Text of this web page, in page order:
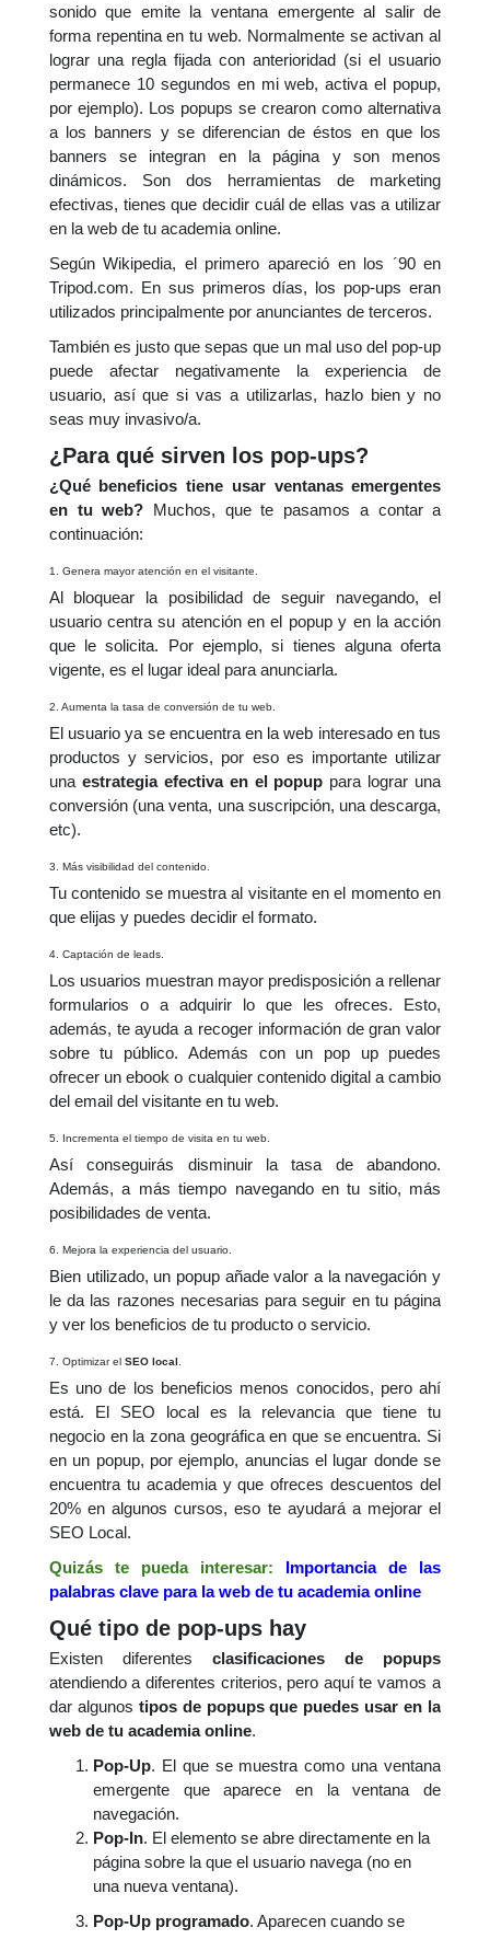
sonido que emite la ventana emergente al salir de
forma repentina en tu web. Normalmente se activan al
lograr una regla fijada con anterioridad (si el usuario
permanece 10 segundos en mi web, activa el popup,
por ejemplo). Los popups se crearon como alternativa
a los banners y se diferencian de éstos en que los
banners se integran en la página y son menos
dinámicos. Son dos herramientas de marketing
efectivas, tienes que decidir cuál de ellas vas a utilizar
en la web de tu academia online.
Según Wikipedia, el primero apareció en los ´90 en
Tripod.com. En sus primeros días, los pop-ups eran
utilizados principalmente por anunciantes de terceros.
También es justo que sepas que un mal uso del pop-up
puede afectar negativamente la experiencia de
usuario, así que si vas a utilizarlas, hazlo bien y no
seas muy invasivo/a.
¿Para qué sirven los pop-ups?
¿Qué beneficios tiene usar ventanas emergentes
en tu web? Muchos, que te pasamos a contar a
continuación:
1. Genera mayor atención en el visitante.
Al bloquear la posibilidad de seguir navegando, el
usuario centra su atención en el popup y en la acción
que le solicita. Por ejemplo, si tienes alguna oferta
vigente, es el lugar ideal para anunciarla.
2. Aumenta la tasa de conversión de tu web.
El usuario ya se encuentra en la web interesado en tus
productos y servicios, por eso es importante utilizar
una estrategia efectiva en el popup para lograr una
conversión (una venta, una suscripción, una descarga,
etc).
3. Más visibilidad del contenido.
Tu contenido se muestra al visitante en el momento en
que elijas y puedes decidir el formato.
4. Captación de leads.
Los usuarios muestran mayor predisposición a rellenar
formularios o a adquirir lo que les ofreces. Esto,
además, te ayuda a recoger información de gran valor
sobre tu público. Además con un pop up puedes
ofrecer un ebook o cualquier contenido digital a cambio
del email del visitante en tu web.
5. Incrementa el tiempo de visita en tu web.
Así conseguirás disminuir la tasa de abandono.
Además, a más tiempo navegando en tu sitio, más
posibilidades de venta.
6. Mejora la experiencia del usuario.
Bien utilizado, un popup añade valor a la navegación y
le da las razones necesarias para seguir en tu página
y ver los beneficios de tu producto o servicio.
7. Optimizar el SEO local
Es uno de los beneficios menos conocidos, pero ahí
está. El SEO local es la relevancia que tiene tu
negocio en la zona geográfica en que se encuentra. Si
en un popup, por ejemplo, anuncias el lugar donde se
encuentra tu academia y que ofreces descuentos del
20% en algunos cursos, eso te ayudará a mejorar el
SEO Local.
Quizás te pueda interesar:
Importancia de las
palabras clave para la web de tu academia online
Qué tipo de pop-ups hay
Existen diferentes clasificaciones de popups
atendiendo a diferentes criterios, pero aquí te vamos a
dar algunos tipos de popups que puedes usar en la
web de tu academia online.
Pop-Up. El que se muestra como una ventana
emergente que aparece en la ventana de
navegación.
Pop-In. El elemento se abre directamente en la
página sobre la que el usuario navega (no en
una nueva ventana).
Pop-Up programado. Aparecen cuando se